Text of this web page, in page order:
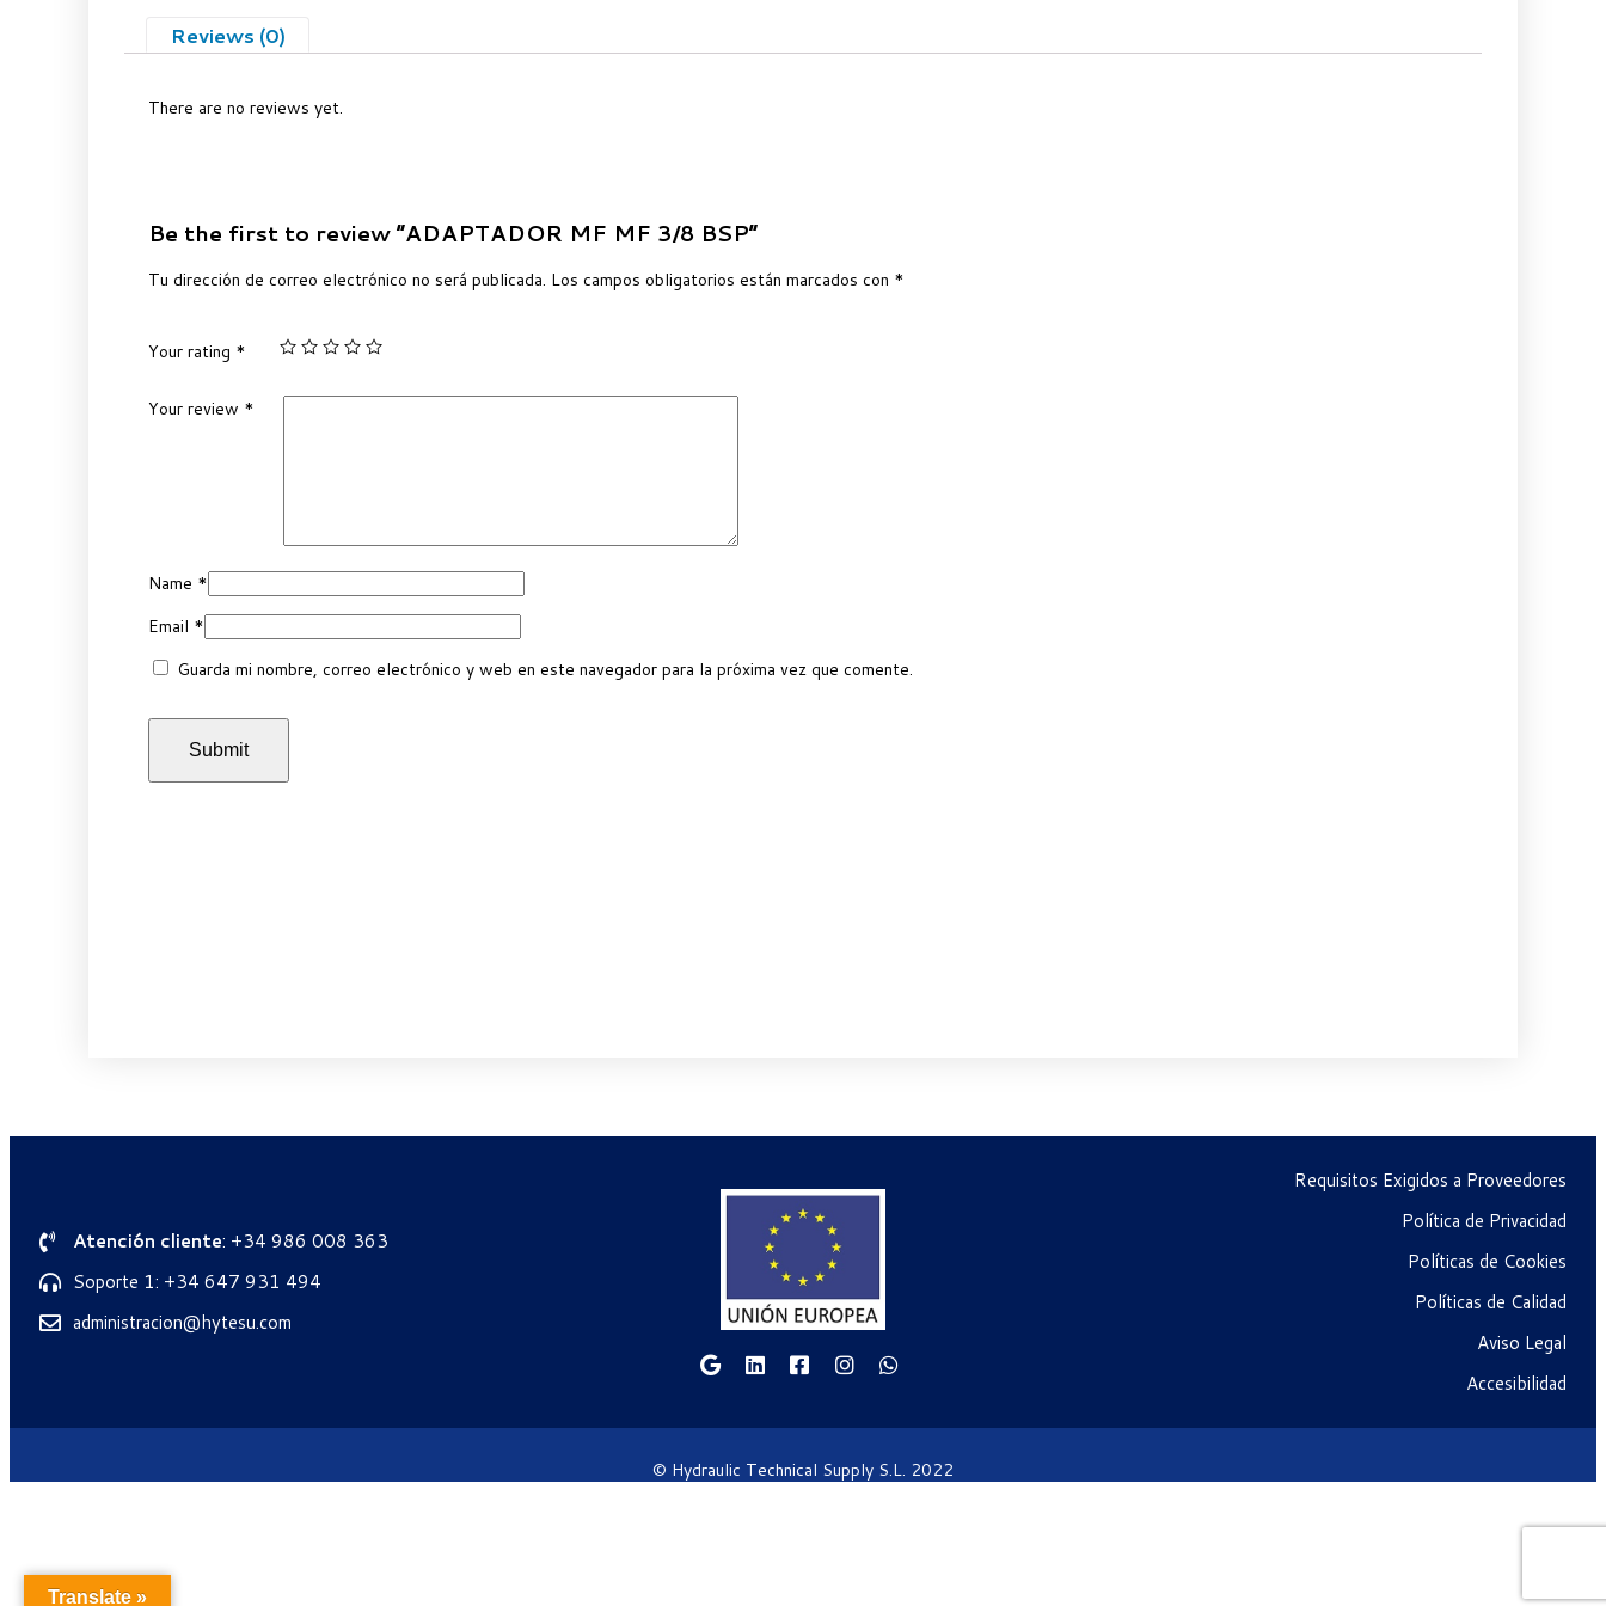
Reviews (0)
There are no reviews yet.
Be the first to review “ADAPTADOR MF MF 3/8 BSP”
Tu dirección de correo electrónico no será publicada. Los campos obligatorios están marcados con *
Your rating *
Your review *
Name *
Email *
Guarda mi nombre, correo electrónico y web en este navegador para la próxima vez que comente.
Atención cliente: +34 986 008 363
Soporte 1: +34 647 931 494
administracion@hytesu.com
Requisitos Exigidos a Proveedores
Política de Privacidad
Políticas de Cookies
Políticas de Calidad
Aviso Legal
Accesibilidad
© Hydraulic Technical Supply S.L. 2022
Translate »